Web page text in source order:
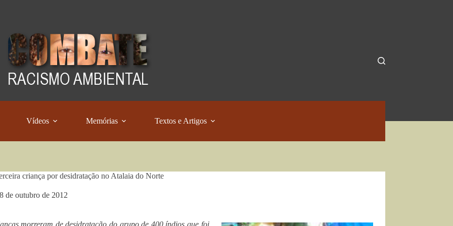
Vídeos Memórias Textos e Artigos
criança por desidratação no Atalaia do Norte
de outubro de 2012
morreram de desidratação do grupo de 400 índios que foi